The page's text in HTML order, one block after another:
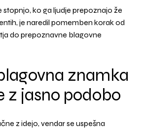
stopnjo, ko ga ljudje prepoznajo že
je naredil pomemben korak od
do prepoznavne blagovne
znamka
z jasno podobo
z idejo, vendar se uspešna